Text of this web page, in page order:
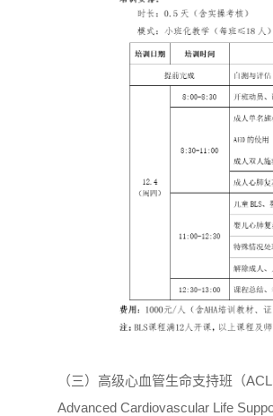
（三）高级心血管生命支持班（
Advanced Cardiovascular Life